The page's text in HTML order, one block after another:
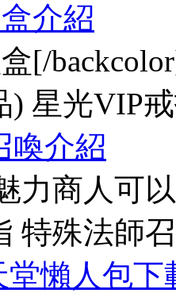
介紹
[/
) 星光VIP
喚介紹
力商人可
特殊法師
堂懶人包下